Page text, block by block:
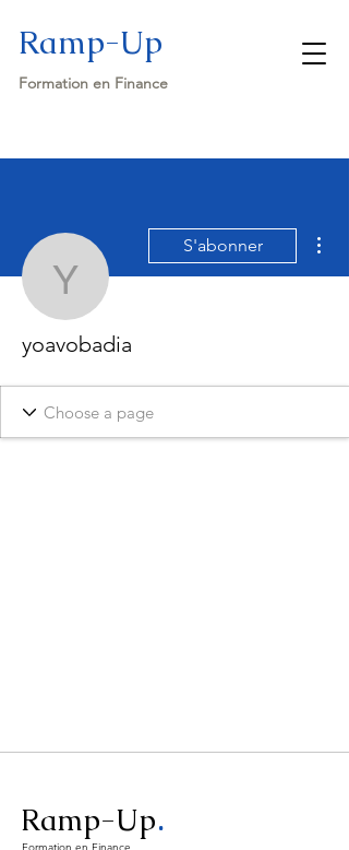
Ramp-Up
Formation en Finance
yoavobadia
S'abonner
yoavobadia
Ramp-Up.